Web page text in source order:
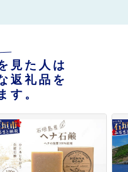
見た人は
返礼品を
す。